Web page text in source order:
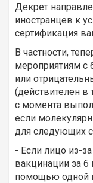
Декрет
иностранцев к
сертификация
В частности,
мероприятиям
или
(действителен в
с момента
если
для следующих
- Если лицо из-
вакцинации за
помощью одной